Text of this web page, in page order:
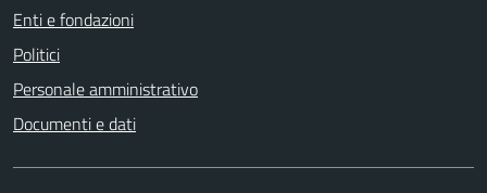
Enti e fondazioni
Politici
Personale amministrativo
Documenti e dati